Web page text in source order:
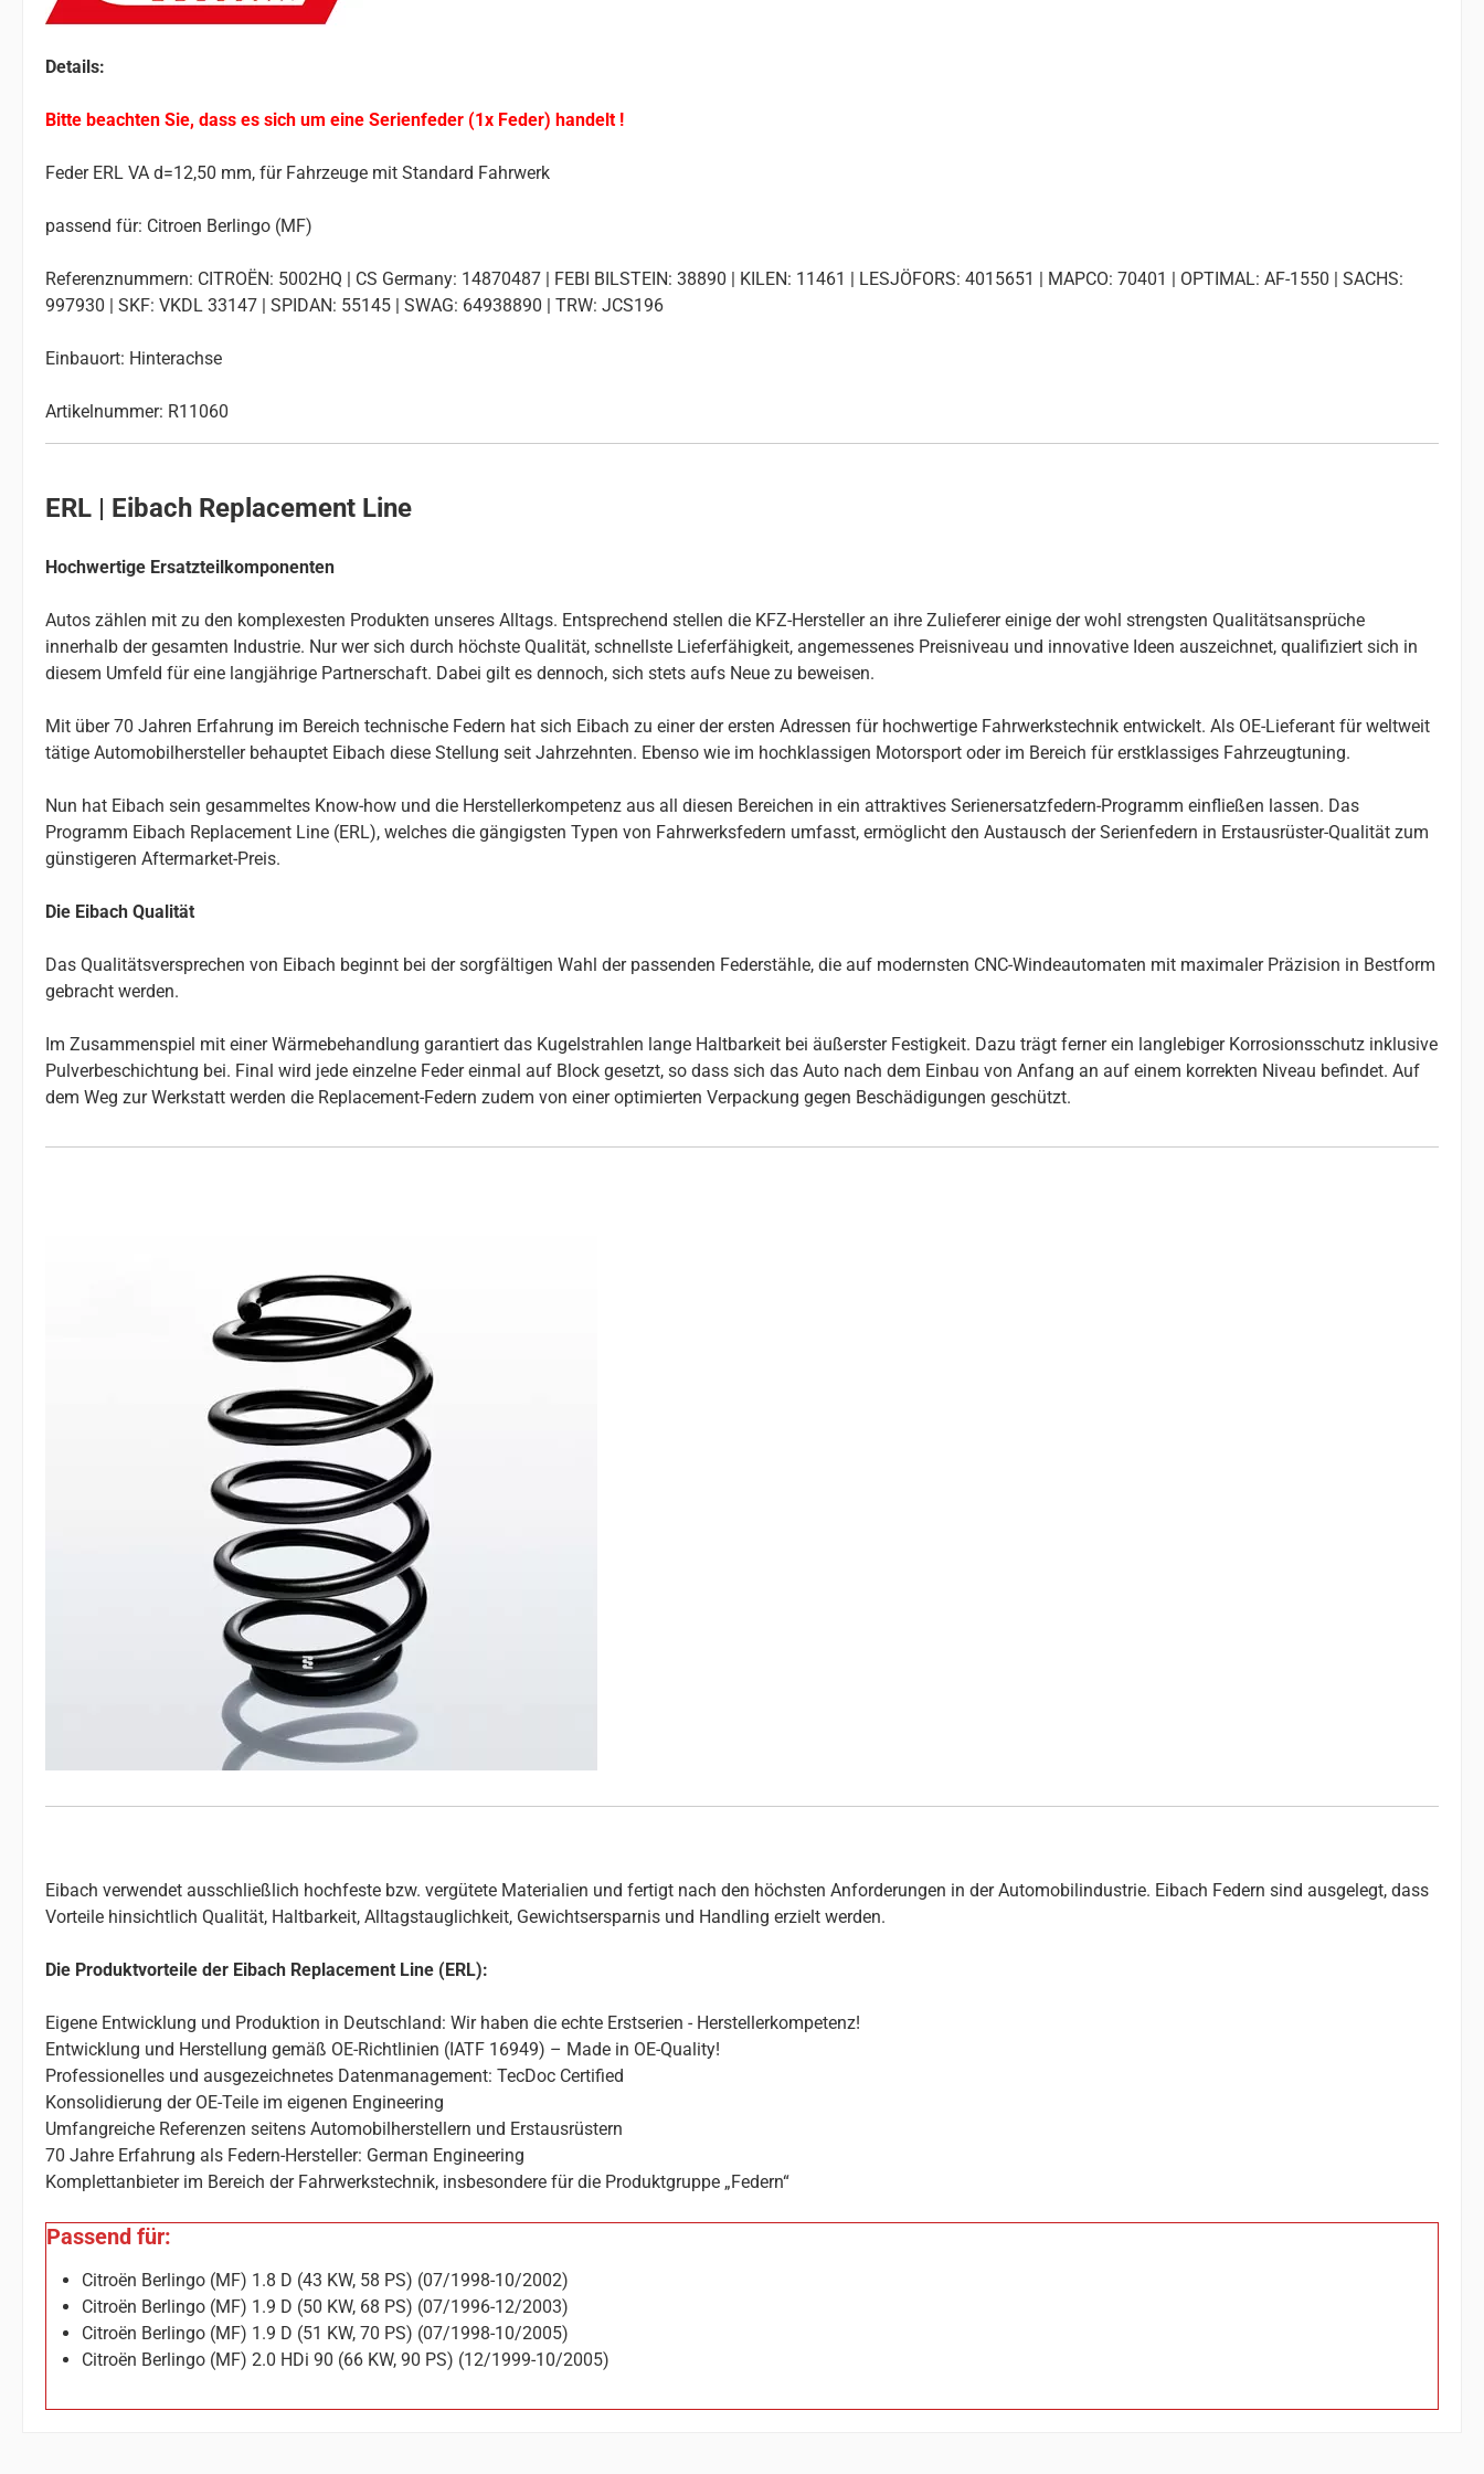
Details:
Bitte beachten Sie, dass es sich um eine Serienfeder (1x Feder) handelt !
Feder ERL VA d=12,50 mm, für Fahrzeuge mit Standard Fahrwerk
passend für: Citroen Berlingo (MF)
Referenznummern: CITROËN: 5002HQ | CS Germany: 14870487 | FEBI BILSTEIN: 38890 | KILEN: 11461 | LESJÖFORS: 4015651 | MAPCO: 70401 | OPTIMAL: AF-1550 | SACHS:
997930 | SKF: VKDL 33147 | SPIDAN: 55145 | SWAG: 64938890 | TRW: JCS196
Einbauort: Hinterachse
Artikelnummer: R11060
ERL | Eibach Replacement Line
Hochwertige Ersatzteilkomponenten
Autos zählen mit zu den komplexesten Produkten unseres Alltags. Entsprechend stellen die KFZ-Hersteller an ihre Zulieferer einige der wohl strengsten Qualitätsansprüche
innerhalb der gesamten Industrie. Nur wer sich durch höchste Qualität, schnellste Lieferfähigkeit, angemessenes Preisniveau und innovative Ideen auszeichnet, qualifiziert sich in
diesem Umfeld für eine langjährige Partnerschaft. Dabei gilt es dennoch, sich stets aufs Neue zu beweisen.
Mit über 70 Jahren Erfahrung im Bereich technische Federn hat sich Eibach zu einer der ersten Adressen für hochwertige Fahrwerkstechnik entwickelt. Als OE-Lieferant für weltweit
tätige Automobilhersteller behauptet Eibach diese Stellung seit Jahrzehnten. Ebenso wie im hochklassigen Motorsport oder im Bereich für erstklassiges Fahrzeugtuning.
Nun hat Eibach sein gesammeltes Know-how und die Herstellerkompetenz aus all diesen Bereichen in ein attraktives Serienersatzfedern-Programm einfließen lassen. Das
Programm Eibach Replacement Line (ERL), welches die gängigsten Typen von Fahrwerksfedern umfasst, ermöglicht den Austausch der Serienfedern in Erstausrüster-Qualität zum
günstigeren Aftermarket-Preis.
Die Eibach Qualität
Das Qualitätsversprechen von Eibach beginnt bei der sorgfältigen Wahl der passenden Federstähle, die auf modernsten CNC-Windeautomaten mit maximaler Präzision in Bestform
gebracht werden.
Im Zusammenspiel mit einer Wärmebehandlung garantiert das Kugelstrahlen lange Haltbarkeit bei äußerster Festigkeit. Dazu trägt ferner ein langlebiger Korrosionsschutz inklusive
Pulverbeschichtung bei. Final wird jede einzelne Feder einmal auf Block gesetzt, so dass sich das Auto nach dem Einbau von Anfang an auf einem korrekten Niveau befindet. Auf
dem Weg zur Werkstatt werden die Replacement-Federn zudem von einer optimierten Verpackung gegen Beschädigungen geschützt.
Eibach verwendet ausschließlich hochfeste bzw. vergütete Materialien und fertigt nach den höchsten Anforderungen in der Automobilindustrie. Eibach Federn sind ausgelegt, dass
Vorteile hinsichtlich Qualität, Haltbarkeit, Alltagstauglichkeit, Gewichtsersparnis und Handling erzielt werden.
Die Produktvorteile der Eibach Replacement Line (ERL):
Eigene Entwicklung und Produktion in Deutschland: Wir haben die echte Erstserien - Herstellerkompetenz!
Entwicklung und Herstellung gemäß OE-Richtlinien (IATF 16949) – Made in OE-Quality!
Professionelles und ausgezeichnetes Datenmanagement: TecDoc Certified
Konsolidierung der OE-Teile im eigenen Engineering
Umfangreiche Referenzen seitens Automobilherstellern und Erstausrüstern
70 Jahre Erfahrung als Federn-Hersteller: German Engineering
Komplettanbieter im Bereich der Fahrwerkstechnik, insbesondere für die Produktgruppe „Federn“
Passend für:
Citroën Berlingo (MF) 1.8 D (43 KW, 58 PS) (07/1998-10/2002)
Citroën Berlingo (MF) 1.9 D (50 KW, 68 PS) (07/1996-12/2003)
Citroën Berlingo (MF) 1.9 D (51 KW, 70 PS) (07/1998-10/2005)
Citroën Berlingo (MF) 2.0 HDi 90 (66 KW, 90 PS) (12/1999-10/2005)